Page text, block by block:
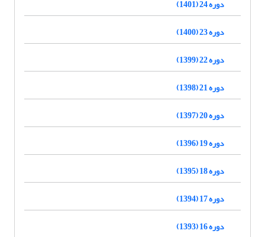
دوره 24 (1401)
دوره 23 (1400)
دوره 22 (1399)
دوره 21 (1398)
دوره 20 (1397)
دوره 19 (1396)
دوره 18 (1395)
دوره 17 (1394)
دوره 16 (1393)